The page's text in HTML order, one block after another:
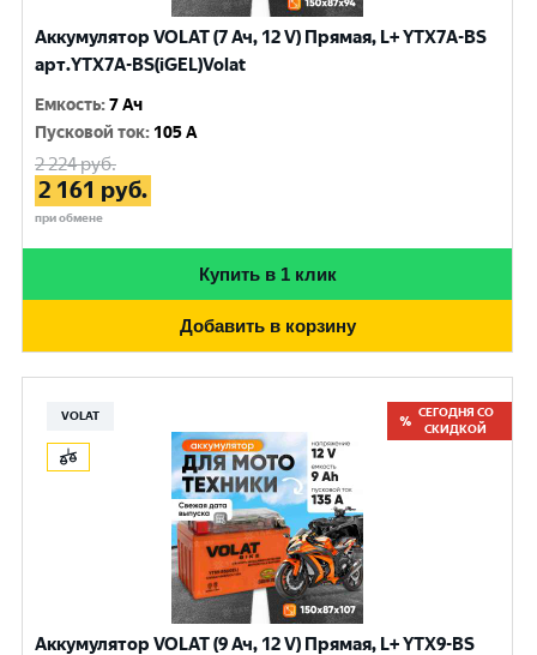
Аккумулятор VOLAT (7 Ач, 12 V) Прямая, L+ YTX7A-BS
арт.YTX7A-BS(iGEL)Volat
Емкость:7 Ач
Пусковой ток: 105 A
2 224руб.
2 161 руб.
при обмене
Купить в 1 клик
Добавить в корзину
VOLAT
СЕГОДНЯ СО
СКИДКОЙ
Аккумулятор VOLAT (9 Ач, 12 V) Прямая, L+ YTX9-BS